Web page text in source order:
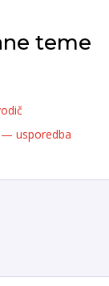
teme
usporedba